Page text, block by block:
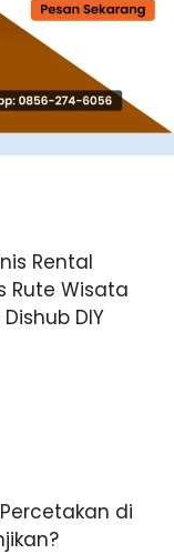
Rental
Rute Wisata
DIY
di